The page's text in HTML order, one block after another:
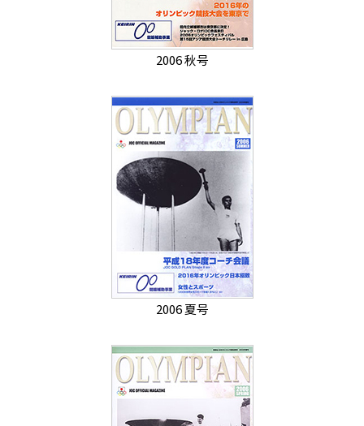
2006 秋号
2006 夏号